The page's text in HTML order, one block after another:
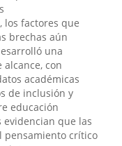
los factores que
brechas aún
una
con
académicas
de inclusión y
educación
evidencian que las
pensamiento crítico